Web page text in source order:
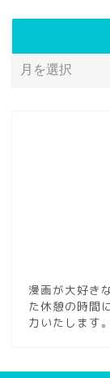
漫画が大好き
た休憩の時間
力いたします。